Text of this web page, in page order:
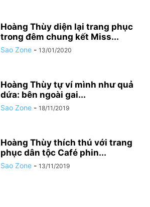
Hoàng Thùy diện lại trang phục
trong đêm chung kết Miss...
Sao Zone - 13/01/2020
Hoàng Thùy tự ví mình như quả
dứa: bên ngoài gai...
Sao Zone - 18/11/2019
Hoàng Thùy thích thú với trang
phục dân tộc Café phin...
Sao Zone - 13/11/2019